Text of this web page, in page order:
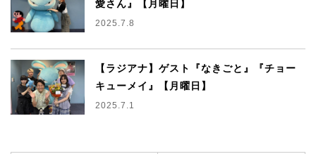
愛さん』【月曜日】
2025.7.8
【ラジアナ】ゲスト『なきごと』『チョー
キューメイ』【月曜日】
2025.7.1